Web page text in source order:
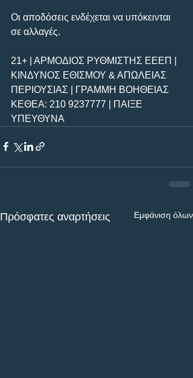
Οι αποδόσεις ενδέχεται να υπόκεινται
σε αλλαγές.
21+ | ΑΡΜΟΔΙΟΣ ΡΥΘΜΙΣΤΗΣ ΕΕΕΠ |
ΚΙΝΔΥΝΟΣ ΕΘΙΣΜΟΥ & ΑΠΩΛΕΙΑΣ
ΠΕΡΙΟΥΣΙΑΣ | ΓΡΑΜΜΗ ΒΟΗΘΕΙΑΣ
ΚΕΘΕΑ: 210 9237777 | ΠΑΙΞΕ
ΥΠΕΥΘΥΝΑ
Πρόσφατες αναρτήσεις Εμφάνιση όλων